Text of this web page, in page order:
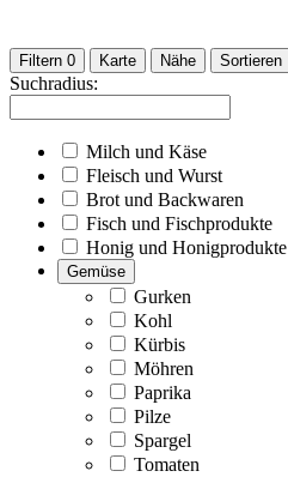
Filtern 0 Karte Nähe Sortieren
Suchradius:
Milch und Käse
Fleisch und Wurst
Brot und Backwaren
Fisch und Fischprodukte
Honig und Honigprodukte
Gemüse
Gurken
Kohl
Kürbis
Möhren
Paprika
Pilze
Spargel
Tomaten